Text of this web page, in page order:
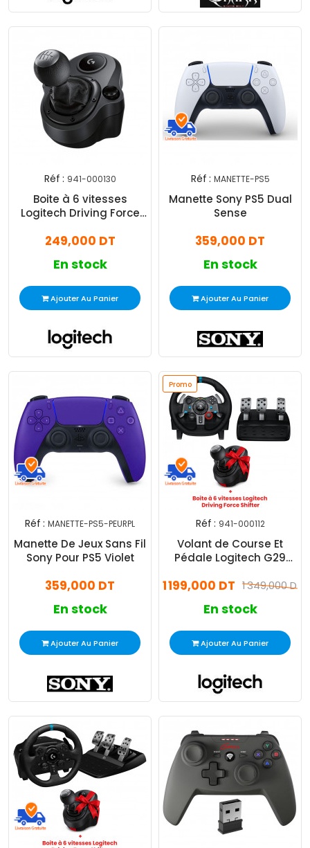
Réf : 941-000130
Boite à 6 vitesses
Logitech Driving Force
249,000 DT
En stock
Ajouter Au Panier
Réf : MANETTE-PS5
Manette Sony PS5 Dual
Sense
359,000 DT
En stock
Ajouter Au Panier
Réf : MANETTE-PS5-PEURPL
Manette De Jeux Sans Fil
Sony Pour PS5 Violet
359,000 DT
En stock
Ajouter Au Panier
Promo
Réf : 941-000112
Volant de Course Et
Pédale Logitech G29
1 349,000 DT
1 199,000 DT
En stock
Ajouter Au Panier